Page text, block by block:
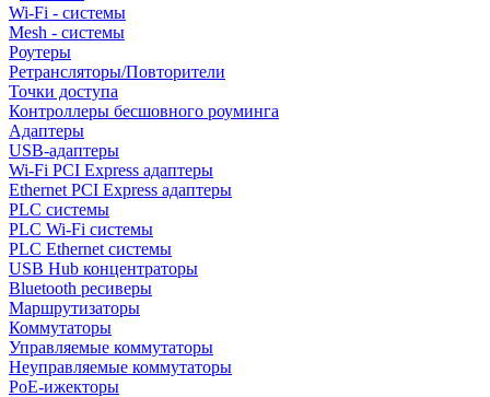
Wi-Fi - системы
Mesh - системы
Роутеры
Ретрансляторы/Повторители
Точки доступа
Контроллеры бесшовного роуминга
Адаптеры
USB-адаптеры
Wi-Fi PCI Express адаптеры
Ethernet PCI Express адаптеры
PLC системы
PLC Wi-Fi системы
PLC Ethernet системы
USB Hub концентраторы
Bluetooth ресиверы
Маршрутизаторы
Коммутаторы
Управляемые коммутаторы
Неуправляемые коммутаторы
PoE-ижекторы